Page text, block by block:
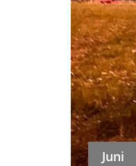
Juni